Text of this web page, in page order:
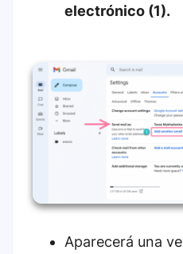
electrónico (1).
Aparecerá una